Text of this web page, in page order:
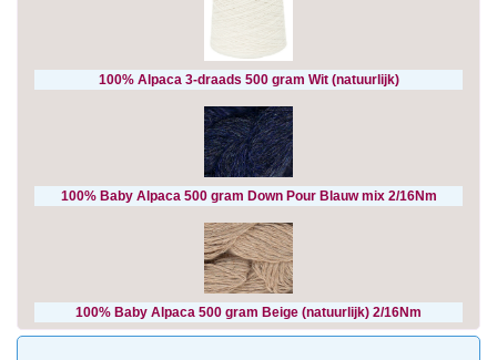
100% Alpaca 3-draads 500 gram Wit (natuurlijk)
100% Baby Alpaca 500 gram Down Pour Blauw mix 2/16Nm
100% Baby Alpaca 500 gram Beige (natuurlijk) 2/16Nm